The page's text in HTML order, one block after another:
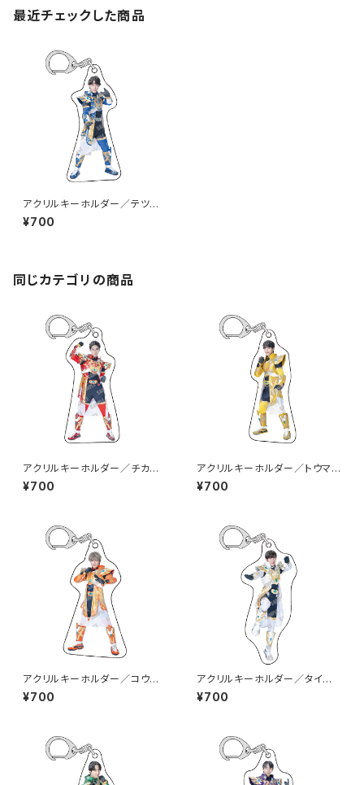
最近チェックした商品
アクリルキーホルダー／テツヤ
（BAKB-01）
¥700
同じカテゴリの商品
アクリルキーホルダー／チカラ
（BAKR-01）
¥700
アクリルキーホルダー／トウマ
（BAKY-01）
¥700
アクリルキーホルダー／コウタ
（BAKO-01）
¥700
アクリルキーホルダー／タイセ
イ（BAKW-01）
¥700